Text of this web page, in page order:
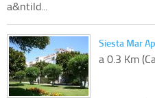
a&ntild...
Siesta Mar
a 0.3 Km